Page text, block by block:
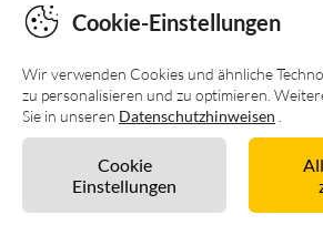
Unverbindlich
Cookie-Einstellungen
Wir verwenden Cookies und ähnliche
zu personalisieren und zu optimieren.
Sie in unseren Datenschutzhinweisen
Cookie
Einstellungen